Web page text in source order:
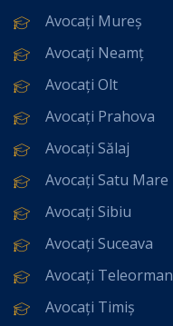
Avocați Mureș
Avocați Neamț
Avocați Olt
Avocați Prahova
Avocați Sălaj
Avocați Satu Mare
Avocați Sibiu
Avocați Suceava
Avocați Teleorman
Avocați Timiș